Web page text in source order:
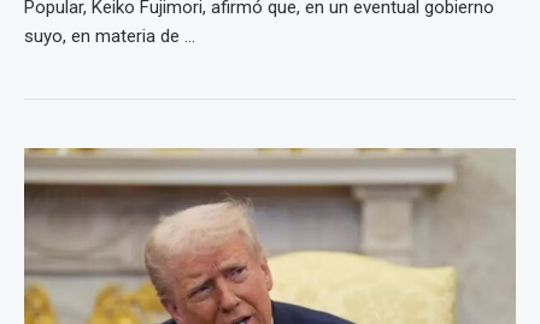
Popular, Keiko Fujimori, afirmó que, en un eventual gobierno
suyo, en materia de ...